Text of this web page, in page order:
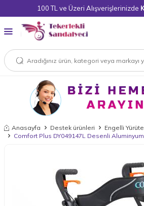
100 TL ve Üzeri Alışverişlerinizde
Anasayfa Destek ürünleri
Engelli
Comfort Plus DY049147L Desenli